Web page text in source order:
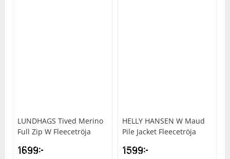
LUNDHAGS Tived Merino
Full Zip W Fleecetröja
1699kr
HELLY HANSEN W Maud
Pile Jacket Fleecetröja
1599kr